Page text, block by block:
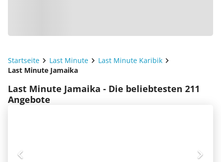
Startseite Last Minute
Last Minute Karibik
Last Minute Jamaika
Last Minute Jamaika - Die beliebtesten 211
Angebote